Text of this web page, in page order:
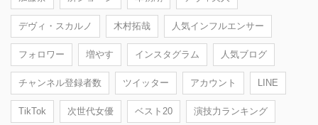
デヴィ・スカルノ 木村拓哉 人気インフルエンサー
フォロワー 増やす インスタグラム 人気ブログ
チャンネル登録者数 ツイッター アカウント LINE
TikTok 次世代女優 ベスト20 演技力ランキング